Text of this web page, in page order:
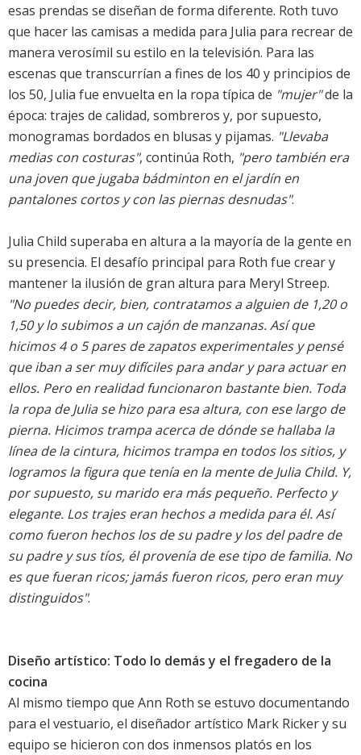
esas prendas se diseñan de forma diferente. Roth tuvo
que hacer las camisas a medida para Julia para recrear de
manera verosímil su estilo en la televisión. Para las
escenas que transcurrían a fines de los 40 y principios de
los 50, Julia fue envuelta en la ropa típica de "mujer"de la
época: trajes de calidad, sombreros y, por supuesto,
monogramas bordados en blusas y pijamas. "Llevaba
medias con costuras", continúa Roth, "pero también era
una joven que jugaba bádminton en el jardín en
pantalones cortos y con las piernas desnudas".
Julia Child superaba en altura a la mayoría de la gente en
su presencia. El desafío principal para Roth fue crear y
mantener la ilusión de gran altura para Meryl Streep.
"No puedes decir, bien, contratamos a alguien de 1,20 o
1,50 y lo subimos a un cajón de manzanas. Así que
hicimos 4 o 5 pares de zapatos experimentales y pensé
que iban a ser muy difíciles para andar y para actuar en
ellos. Pero en realidad funcionaron bastante bien. Toda
la ropa de Julia se hizo para esa altura, con ese largo de
pierna. Hicimos trampa acerca de dónde se hallaba la
línea de la cintura, hicimos trampa en todos los sitios, y
logramos la figura que tenía en la mente de Julia Child. Y,
por supuesto, su marido era más pequeño. Perfecto y
elegante. Los trajes eran hechos a medida para él. Así
como fueron hechos los de su padre y los del padre de
su padre y sus tíos, él provenía de ese tipo de familia. No
es que fueran ricos; jamás fueron ricos, pero eran muy
distinguidos".
Diseño artístico: Todo lo demás y el fregadero de la
cocina
Al mismo tiempo que Ann Roth se estuvo documentando
para el vestuario, el diseñador artístico Mark Ricker y su
equipo se hicieron con dos inmensos platós en los